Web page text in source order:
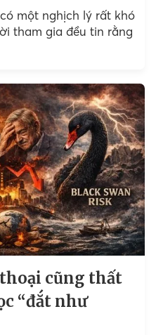
một nghịch lý rất khó
tham gia đều tin rằng
cũng thất
“đắt như